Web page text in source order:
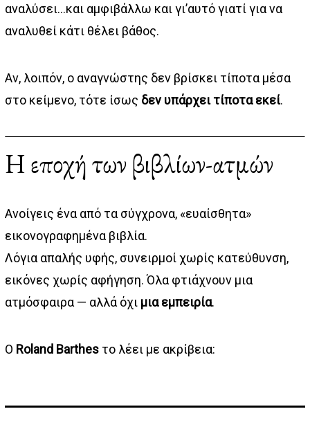
αναλύσει…και αμφιβάλλω και γι’αυτό γιατί για να
αναλυθεί κάτι θέλει βάθος.
Αν, λοιπόν, ο αναγνώστης δεν βρίσκει τίποτα μέσα
στο κείμενο, τότε ίσως δεν υπάρχει τίποτα εκεί.
Η εποχή των βιβλίων-ατμών
Ανοίγεις ένα από τα σύγχρονα, «ευαίσθητα»
εικονογραφημένα βιβλία.
Λόγια απαλής υφής, συνειρμοί χωρίς κατεύθυνση,
εικόνες χωρίς αφήγηση. Όλα φτιάχνουν μια
ατμόσφαιρα — αλλά όχι μια εμπειρία.
Ο Roland Barthesτο λέει με ακρίβεια: